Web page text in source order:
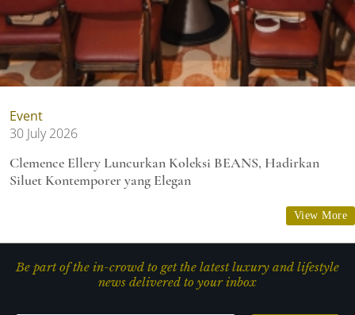
Event
30 July 2026
Clemence Ellery Luncurkan Koleksi BEANS, Hadirkan
Siluet Kontemporer yang Elegan
View More
Be part of the in-crowd to get the latest luxury and lifestyle
news delivered to your inbox